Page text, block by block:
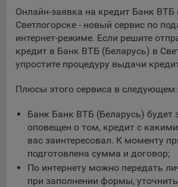
Подобные функции улучшают условия
пользователей с сайтом.
9.3. Файлы cookie предпочтений,
контента. Данные файлы cookie
выборе пользователя на сайте и его
выбранном пользователем городе и
настраивать сайт.
9.4. Аналитические файлы cookie,
Яндекс.Метрика, Google Analytics.
собирают информацию о том, как
использовал сайты, и позволяют
Онлайн-заявка на кредит Банк ВТБ
Светлогорске - новый сервис по
интернет-режиме. Если решите
кредит в Банк ВТБ (Беларусь) в
упростите процедуру выдачи
Плюсы этого сервиса в следующем:
Банк Банк ВТБ (Беларусь) будет
оповещен о том, кредит с
вас заинтересовал. К моменту
подготовлена сумма и договор;
По интернету можно передать
при заполнении формы, уточнить